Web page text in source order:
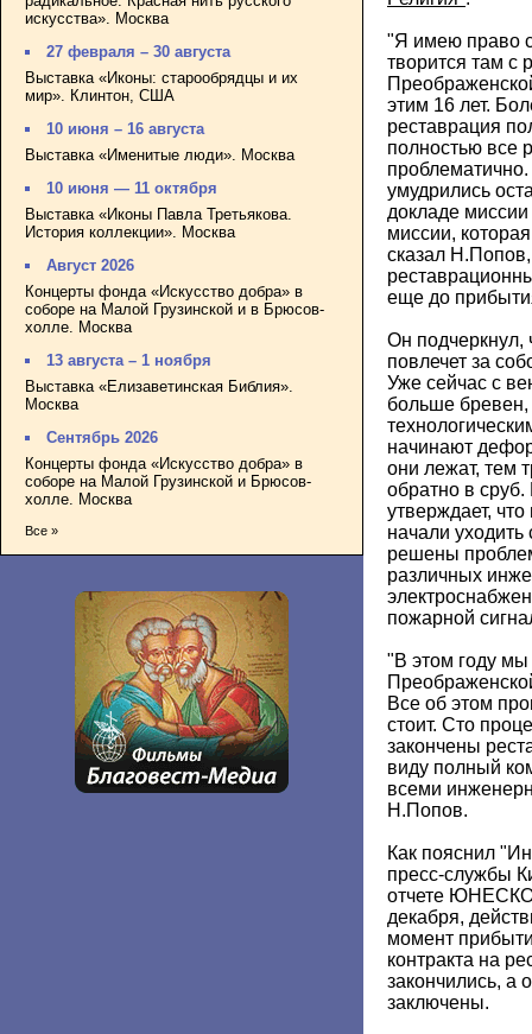
искусства». Москва
27 февраля – 30 августа
Выставка «Иконы: старообрядцы и их
мир». Клинтон, США
10 июня – 16 августа
Выставка «Именитые люди». Москва
10 июня — 11 октября
Выставка «Иконы Павла Третьякова.
История коллекции». Москва
Август 2026
Концерты фонда «Искусство добра» в
соборе на Малой Грузинской и в Брюсов-
холле. Москва
13 августа – 1 ноября
Выставка «Елизаветинская Библия».
Москва
Сентябрь 2026
Концерты фонда «Искусство добра» в
соборе на Малой Грузинской и Брюсов-
холле. Москва
Все »
"Я имею право
творится там с
этим 16 лет.
реставрация
полностью все
умудрились
докладе
миссии,
сказал
еще до
Он подчеркнул,
повлечет за
Уже сейчас с
больше
начинают
они лежат, тем
обратно в
утверждает,
начали
решены
различных
пожарной
"В этом году мы
Все об этом
стоит. Сто
закончены
виду полный
всеми
Н.Попов.
Как пояснил
пресс-службы
отчете
декабря,
момент
контракта на
закончились, а
заключены.